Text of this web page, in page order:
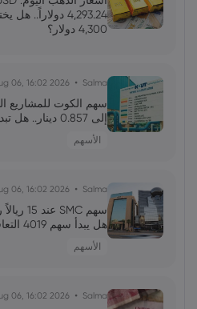
الاصطناعي استدامة الدورة؟
رئيس الاحتياطي الفيدرالي الجديد:
تشكيل التواصل والتحكم في
علي 2026 Jun 13, 00:00
تقلبات سوق الأسهم الأمريكية:
4,293.24 دولاراً..
4,300 دولار؟
Salma
2026 Aug 06, 16:02
إلى 0.857 دينار.. هل تبدأ مرحلة تعافٍ جديدة؟
الأسهم
Salma
2026 Aug 06, 16:02
هل يبدأ سهم 4019 التعافي؟
الأسهم
Salma
2026 Aug 06, 16:02